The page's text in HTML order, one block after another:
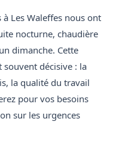
Les Waleffes nous ont
nocturne, chaudière
dimanche. Cette
décisive : la
la qualité du travail
pour vos besoins
sur les urgences